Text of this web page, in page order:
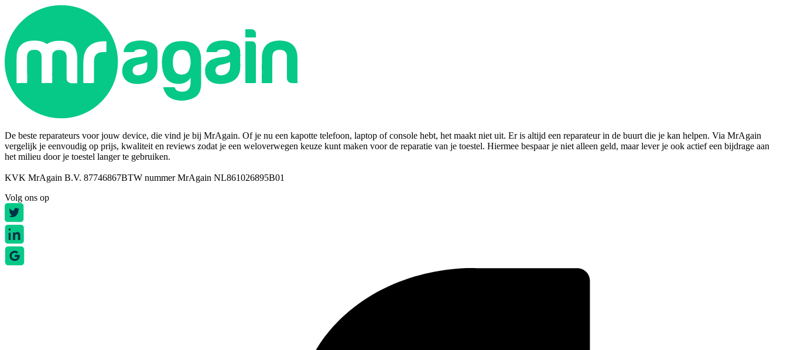
De beste reparateurs voor jouw device, die vind je bij MrAgain. Of je nu een kapotte telefoon, laptop of console hebt, het maakt niet uit. Er is altijd een reparateur in de buurt die je kan helpen. Via MrAgain
vergelijk je eenvoudig op prijs, kwaliteit en reviews zodat je een weloverwegen keuze kunt maken voor de reparatie van je toestel. Hiermee bespaar je niet alleen geld, maar lever je ook actief een bijdrage aan
het milieu door je toestel langer te gebruiken.
KVK MrAgain B.V. 87746867BTW nummer MrAgain NL861026895B01
Volg ons op